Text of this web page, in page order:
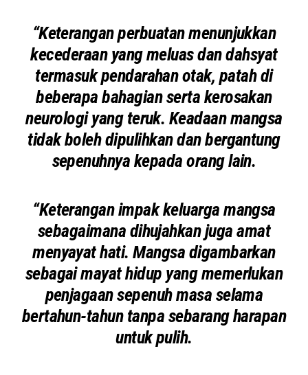
“Keterangan perbuatan menunjukkan
kecederaan yang meluas dan dahsyat
termasuk pendarahan otak, patah di
beberapa bahagian serta kerosakan
neurologi yang teruk. Keadaan mangsa
tidak boleh dipulihkan dan bergantung
sepenuhnya kepada orang lain.
“Keterangan impak keluarga mangsa
sebagaimana dihujahkan juga amat
menyayat hati. Mangsa digambarkan
sebagai mayat hidup yang memerlukan
penjagaan sepenuh masa selama
bertahun-tahun tanpa sebarang harapan
untuk pulih.